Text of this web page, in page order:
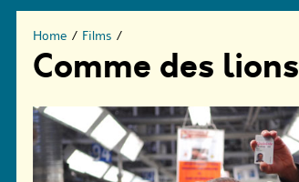
Home / Films /
Comme des lions